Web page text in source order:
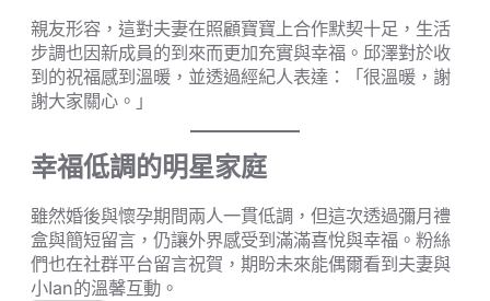
親友形容，這對夫妻在照顧寶寶上合作默契十足，生活
步調也因新成員的到來而更加充實與幸福。邱澤對於收
到的祝福感到溫暖，並透過經紀人表達：「很溫暖，謝
謝大家關心。」
幸福低調的明星家庭
雖然婚後與懷孕期間兩人一貫低調，但這次透過彌月禮
盒與簡短留言，仍讓外界感受到滿滿喜悅與幸福。粉絲
們也在社群平台留言祝賀，期盼未來能偶爾看到夫妻與
小Ian的溫馨互動。